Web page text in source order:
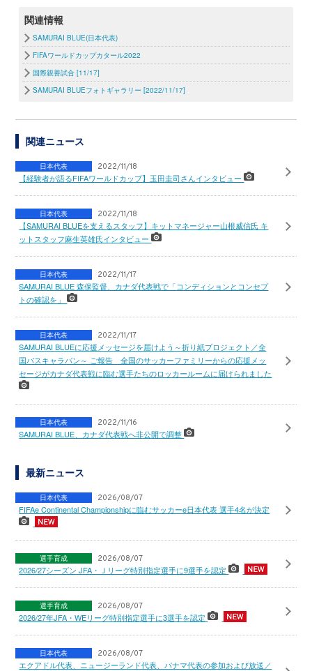
関連情報
SAMURAI BLUE(日本代表)
FIFAワールドカップカタール2022
国際親善試合 [11/17]
SAMURAI BLUEフォトギャラリー [2022/11/17]
関連ニュース
日本代表 2022/11/18
【経験者が語るFIFAワールドカップ】玉田圭司さんインタビュー
日本代表 2022/11/18
【SAMURAI BLUEを支えるスタッフ】キットマネージャー山根威信氏 キ
ットスタッフ麻生英雄氏インタビュー
日本代表 2022/11/17
SAMURAI BLUE 森保監督、カナダ代表戦で「コンディションとコンセプ
トの確認を」
日本代表 2022/11/17
SAMURAI BLUEに応援メッセージを届けよう～折り紙プロジェクト／全
国バスキャラバン～ ご報告 全国のサッカーファミリーからの応援メッ
セージがカナダ代表戦に臨む選手たちのロッカールームに届けられました
日本代表 2022/11/16
SAMURAI BLUE、カナダ代表戦へ非公開で調整
最新ニュース
日本代表 2026/08/07
FIFAe Continental Championshipに臨むサッカーe日本代表 選手4名が決定
選手育成 2026/08/07
2026/27シーズン JFA・Ｊリーグ特別指定選手に9選手を認定
選手育成 2026/08/07
2026/27年JFA・WEリーグ特別指定選手に3選手を認定
日本代表 2026/08/07
エクアドル代表、ニュージーランド代表、パナマ代表の参加および放送／